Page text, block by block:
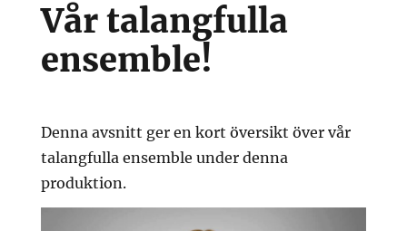
Vår talangfulla
ensemble!
Denna avsnitt ger en kort översikt över vår
talangfulla ensemble under denna
produktion.